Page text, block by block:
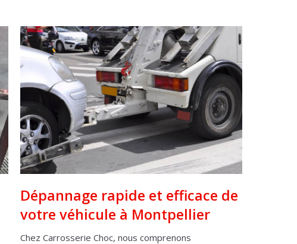
Dépannage rapide et efficace de
votre véhicule à Montpellier
Chez Carrosserie Choc, nous comprenons